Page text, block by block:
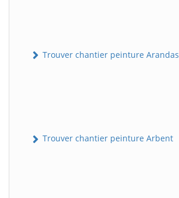
Trouver chantier peinture Arandas
Trouver chantier peinture Arbent